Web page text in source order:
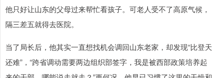
他只好让山东的父母过来帮忙看孩子。可老人受不了高原气候，
隔三差五就得去医院。
当了局长后，他其实一直想找机会调回山东老家，却发现“比登天
还难”，“跨省调动需要两边组织部签字，我是被西部政策培养起